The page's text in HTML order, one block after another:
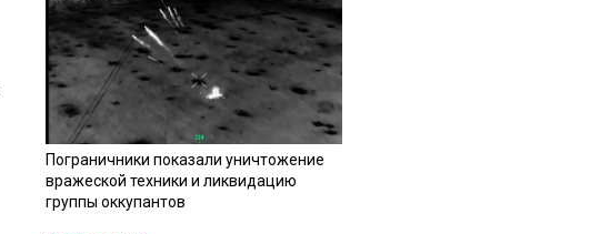
Пограничники показали уничтожение
вражеской техники и ликвидацию
группы оккупантов